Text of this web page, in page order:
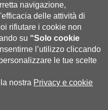
navigazione,
delle attività di
rifiutare i cookie non
su “Solo cookie
l’utilizzo cliccando
le tue scelte
nostra Privacy e cookie